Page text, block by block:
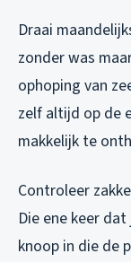
Draai
zonder was
ophoping van
zelf altijd op de
makkelijk te
Controleer
Die ene keer
knoop in die de